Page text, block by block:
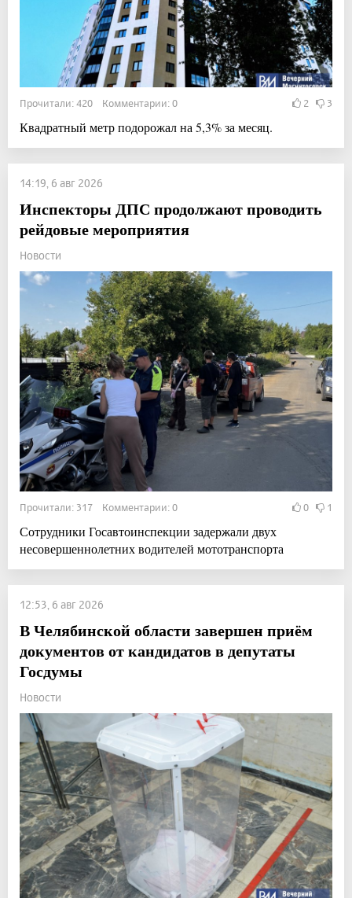
Прочитали: 420 Комментарии: 0 2 3
Квадратный метр подорожал на 5,3% за месяц.
14:19, 6 авг 2026
Инспекторы ДПС продолжают проводить
рейдовые мероприятия
Новости
Прочитали: 317 Комментарии: 0 0 1
Сотрудники Госавтоинспекции задержали двух
несовершеннолетних водителей мототранспорта
12:53, 6 авг 2026
В Челябинской области завершен приём
документов от кандидатов в депутаты
Госдумы
Новости